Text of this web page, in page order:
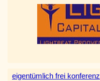
eigentümlich frei konferenz